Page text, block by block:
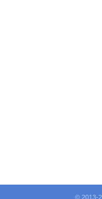
© 2013-